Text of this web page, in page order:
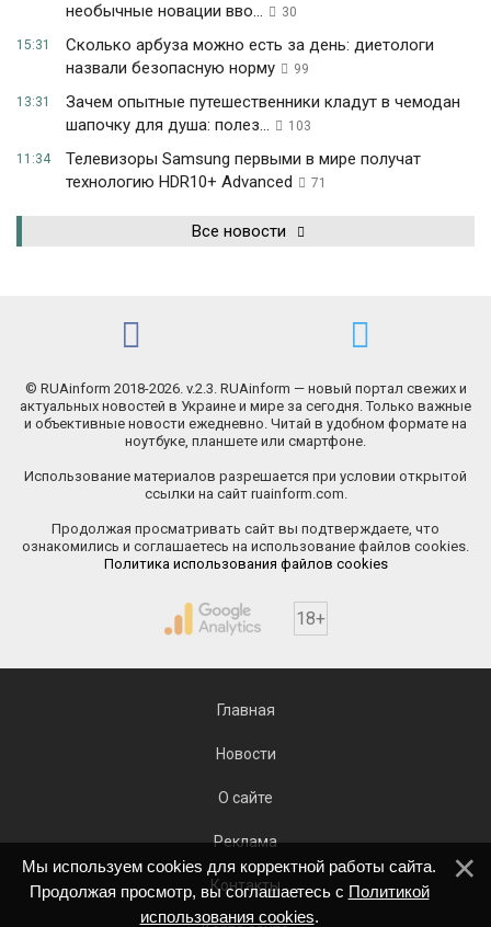
необычные новации вво...
30
15:31
Сколько арбуза можно есть за день: диетологи
назвали безопасную норму
99
13:31
Зачем опытные путешественники кладут в чемодан
шапочку для душа: полез...
103
11:34
Телевизоры Samsung первыми в мире получат
технологию HDR10+ Advanced
71
Все новости
© RUAinform 2018-2026. v.2.3. RUAinform — новый портал свежих и
актуальных новостей в Украине и мире за сегодня. Только важные
и объективные новости ежедневно. Читай в удобном формате на
ноутбуке, планшете или смартфоне.
Использование материалов разрешается при условии открытой
ссылки на сайт ruainform.com.
Продолжая просматривать сайт вы подтверждаете, что
ознакомились и соглашаетесь на использование файлов cookies.
Политика использования файлов cookies
18+
Главная
Новости
О сайте
Реклама
Контакты
Мы используем cookies для корректной работы сайта.
Продолжая просмотр, вы соглашаетесь с Политикой
использования cookies.